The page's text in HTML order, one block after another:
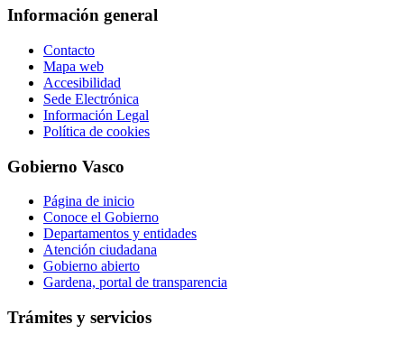
Información general
Contacto
Mapa web
Accesibilidad
Sede Electrónica
Información Legal
Política de cookies
Gobierno Vasco
Página de inicio
Conoce el Gobierno
Departamentos y entidades
Atención ciudadana
Gobierno abierto
Gardena, portal de transparencia
Trámites y servicios